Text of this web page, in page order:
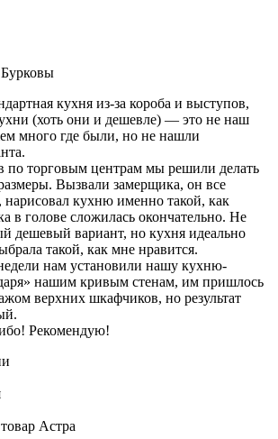
кухня из-за короба и выступов,
(хоть они и дешевле) — это не наш
много где были, но не нашли
по торговым центрам мы решили делать
Вызвали замерщика, он все
нарисовал кухню именно такой, как
в голове сложилась окончательно. Не
дешевый вариант, но кухня идеально
такой, как мне нравится.
нам установили нашу кухню-
нашим кривым стенам, им пришлось
верхних шкафчиков, но результат
Рекомендую!
Астра